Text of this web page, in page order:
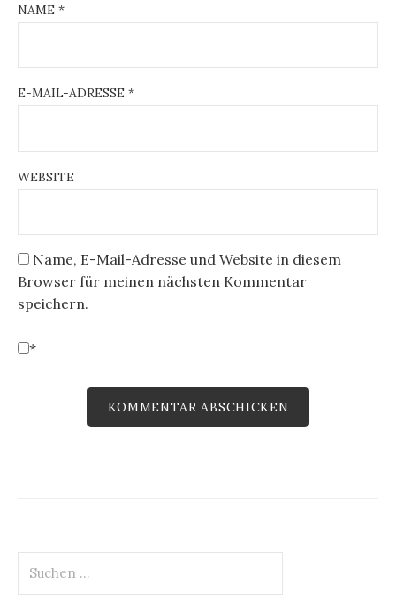
NAME *
E-MAIL-ADRESSE *
WEBSITE
Name, E-Mail-Adresse und Website in diesem
Browser für meinen nächsten Kommentar
speichern.
*
nach: